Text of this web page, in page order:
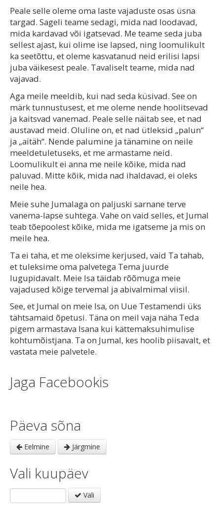
Peale selle oleme oma laste vajaduste osas üsna
targad. Sageli teame sedagi, mida nad loodavad,
mida kardavad või igatsevad. Me teame seda juba
sellest ajast, kui olime ise lapsed, ning loomulikult
ka seetõttu, et oleme kasvatanud neid erilisi lapsi
juba väikesest peale. Tavaliselt teame, mida nad
vajavad.
Aga meile meeldib, kui nad seda küsivad. See on
märk tunnustusest, et me oleme nende hoolitsevad
ja kaitsvad vanemad. Peale selle näitab see, et nad
austavad meid. Oluline on, et nad ütleksid „palun“
ja „aitäh“. Nende palumine ja tänamine on neile
meeldetuletuseks, et me armastame neid.
Loomulikult ei anna me neile kõike, mida nad
paluvad. Mitte kõik, mida nad ihaldavad, ei oleks
neile hea.
Meie suhe Jumalaga on paljuski sarnane terve
vanema-lapse suhtega. Vahe on vaid selles, et Jumal
teab tõepoolest kõike, mida me igatseme ja mis on
meile hea.
Ta ei taha, et me oleksime kerjused, vaid Ta tahab,
et tuleksime oma palvetega Tema juurde
lugupidavalt. Meie Isa täidab rõõmuga meie
vajadused kõige tervemal ja abivalmimal viisil.
See, et Jumal on meie Isa, on Uue Testamendi üks
tähtsamaid õpetusi. Täna on meil vaja näha Teda
pigem armastava Isana kui kättemaksuhimulise
kohtumõistjana. Ta on Jumal, kes hoolib piisavalt, et
vastata meie palvetele.
Jaga Facebookis
Päeva sõna
Eelmine Järgmine
Vali kuupäev
Vali